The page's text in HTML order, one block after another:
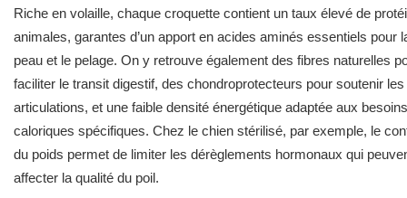
Riche en volaille, chaque croquette contient un taux élevé de
animales, garantes d’un apport en acides aminés essentiels pour
peau et le pelage. On y retrouve également des fibres naturelles
faciliter le transit digestif, des chondroprotecteurs pour soutenir les
articulations, et une faible densité énergétique adaptée aux besoins
caloriques spécifiques. Chez le chien stérilisé, par exemple, le
du poids permet de limiter les dérèglements hormonaux qui
affecter la qualité du poil.